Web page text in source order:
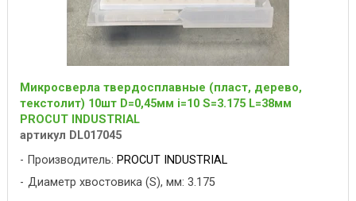
Микросверла твердосплавные (пласт, дерево,
текстолит) 10шт D=0,45мм i=10 S=3.175 L=38мм
PROCUT INDUSTRIAL
артикул DL017045
Производитель: PROCUT INDUSTRIAL
Диаметр хвостовика (S), мм: 3.175